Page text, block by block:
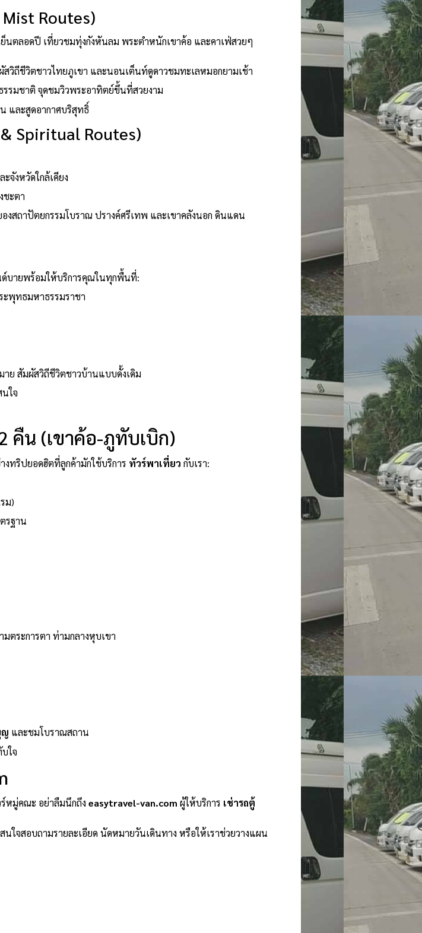
Routes)
นตลอดปี เที่ยวชมทุ่งกังหันลม พระตำหนักเขาค้อ และคาเฟ่สวยๆ
วิถีชีวิตชาวไทยภูเขา และนอนเต็นท์ดูดาวชมทะเลหมอกยามเช้า
รมชาติ จุดชมวิวพระอาทิตย์ขึ้นที่สวยงาม
และสูดอากาศบริสุทธิ์
Spiritual Routes)
จังหวัดใกล้เคียง
ชะตา
งสถาปัตยกรรมโบราณ ปรางค์ศรีเทพ และเขาคลังนอก ดินแดน
บายพร้อมให้บริการคุณในทุกพื้นที่:
ะพุทธมหาธรรมราชา
ย สัมผัสวิถีชีวิตชาวบ้านแบบดั้งเดิม
ใจ
คืน (เขาค้อ-ภูทับเบิก)
งทริปยอดฮิตที่ลูกค้ามักใช้บริการ ทัวร์พาเที่ยว กับเรา:
ม)
รฐาน
ตระการตา ท่ามกลางหุบเขา
ญ และชมโบราณสถาน
ใจ
หมู่คณะ อย่าลืมนึกถึง easytravel-van.com ผู้ให้บริการ เช่ารถตู้
นใจสอบถามรายละเอียด นัดหมายวันเดินทาง หรือให้เราช่วยวางแผน